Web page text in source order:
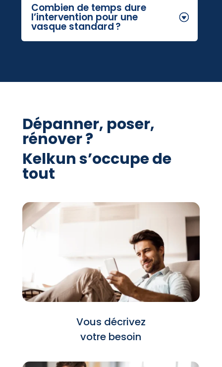
Combien de temps dure
l’intervention pour une
vasque standard ?
Dépanner, poser,
rénover ?
Kelkun s’occupe de
tout
Vous décrivez
votre besoin